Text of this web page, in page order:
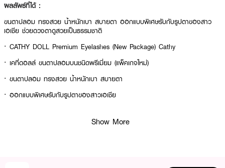
ผลลัพธ์ที่ได้ :
ขนตาปลอม ทรงสวย น้ำหนักเบา สบายตา ออกแบบพิเศษรับกับรูปตาของสาว
เอเชีย ช่วยดวงตาดูสวยเป็นธรรมชาติ
· CATHY DOLL Premium Eyelashes (New Package) Cathy
· เคที่ดอลล์ ขนตาปลอมบนชนิดพรีเมี่ยม (แพ็คเกจใหม่)
· ขนตาปลอม ทรงสวย น้ำหนักเบา สบายตา
· ออกแบบพิเศษรับกับรูปตาของสาวเอเชีย
Show More